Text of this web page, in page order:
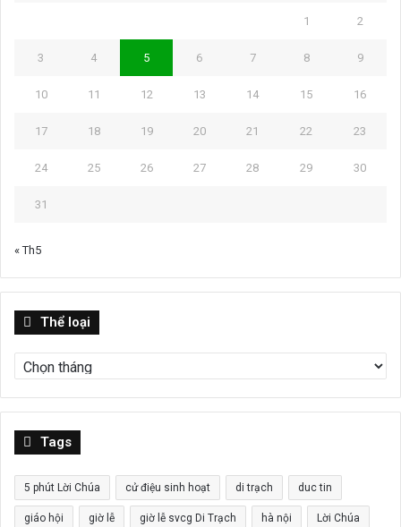
1 2
3 4 5 6 7 8 9
10 11 12 13 14 15 16
17 18 19 20 21 22 23
24 25 26 27 28 29 30
31
« Th5
Thể loại
loại
Tags
5 phút Lời Chúa cử điệu sinh hoạt di trạch duc tin
giáo hội giờ lễ giờ lễ svcg Di Trạch hà nội Lời Chúa